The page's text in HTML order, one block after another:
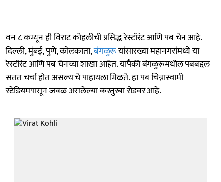
वन ८ कम्यून ही विराट कोहलीची प्रसिद्ध रेस्टॉरंट आणि पब चेन आहे.
दिल्ली, मुंबई, पुणे, कोलकाता,बंगळुरूयांसारख्या महानगरांमध्ये या
रेस्टॉरंट आणि पब चेनच्या शाखा आहेत. यापैकी बंगळुरूमधील पबबद्दल
सतत चर्चा होत असल्याचे पाहायला मिळते. हा पब चिन्नास्वामी
स्टेडियमपासून जवळ असलेल्या कस्तुरबा रोडवर आहे.